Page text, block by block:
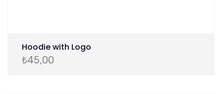
Hoodie with Logo
₺45,00